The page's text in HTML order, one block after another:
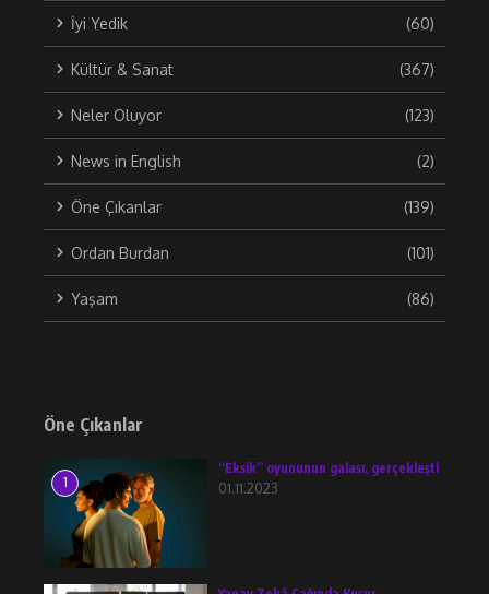
İyi Yedik (60)
Kültür & Sanat (367)
Neler Oluyor (123)
News in English (2)
Öne Çıkanlar (139)
Ordan Burdan (101)
Yaşam (86)
Öne Çıkanlar
1
“Eksik” oyununun galası, gerçekleşti
01.11.2023